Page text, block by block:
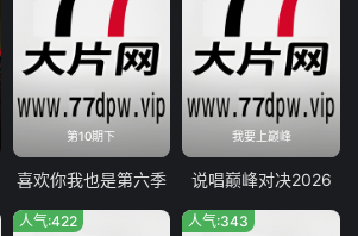
第10期下
喜欢你我也是第六季
我要上巅峰
说唱巅峰对决2026
人气:422 人气:343